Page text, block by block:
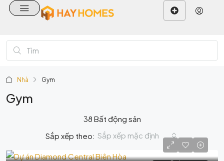
Nhà Gym
Gym
38 Bất động sản
Sắp xếp theo: Sắp xếp mặc định